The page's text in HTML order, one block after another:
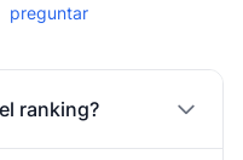
preguntar
ranking?